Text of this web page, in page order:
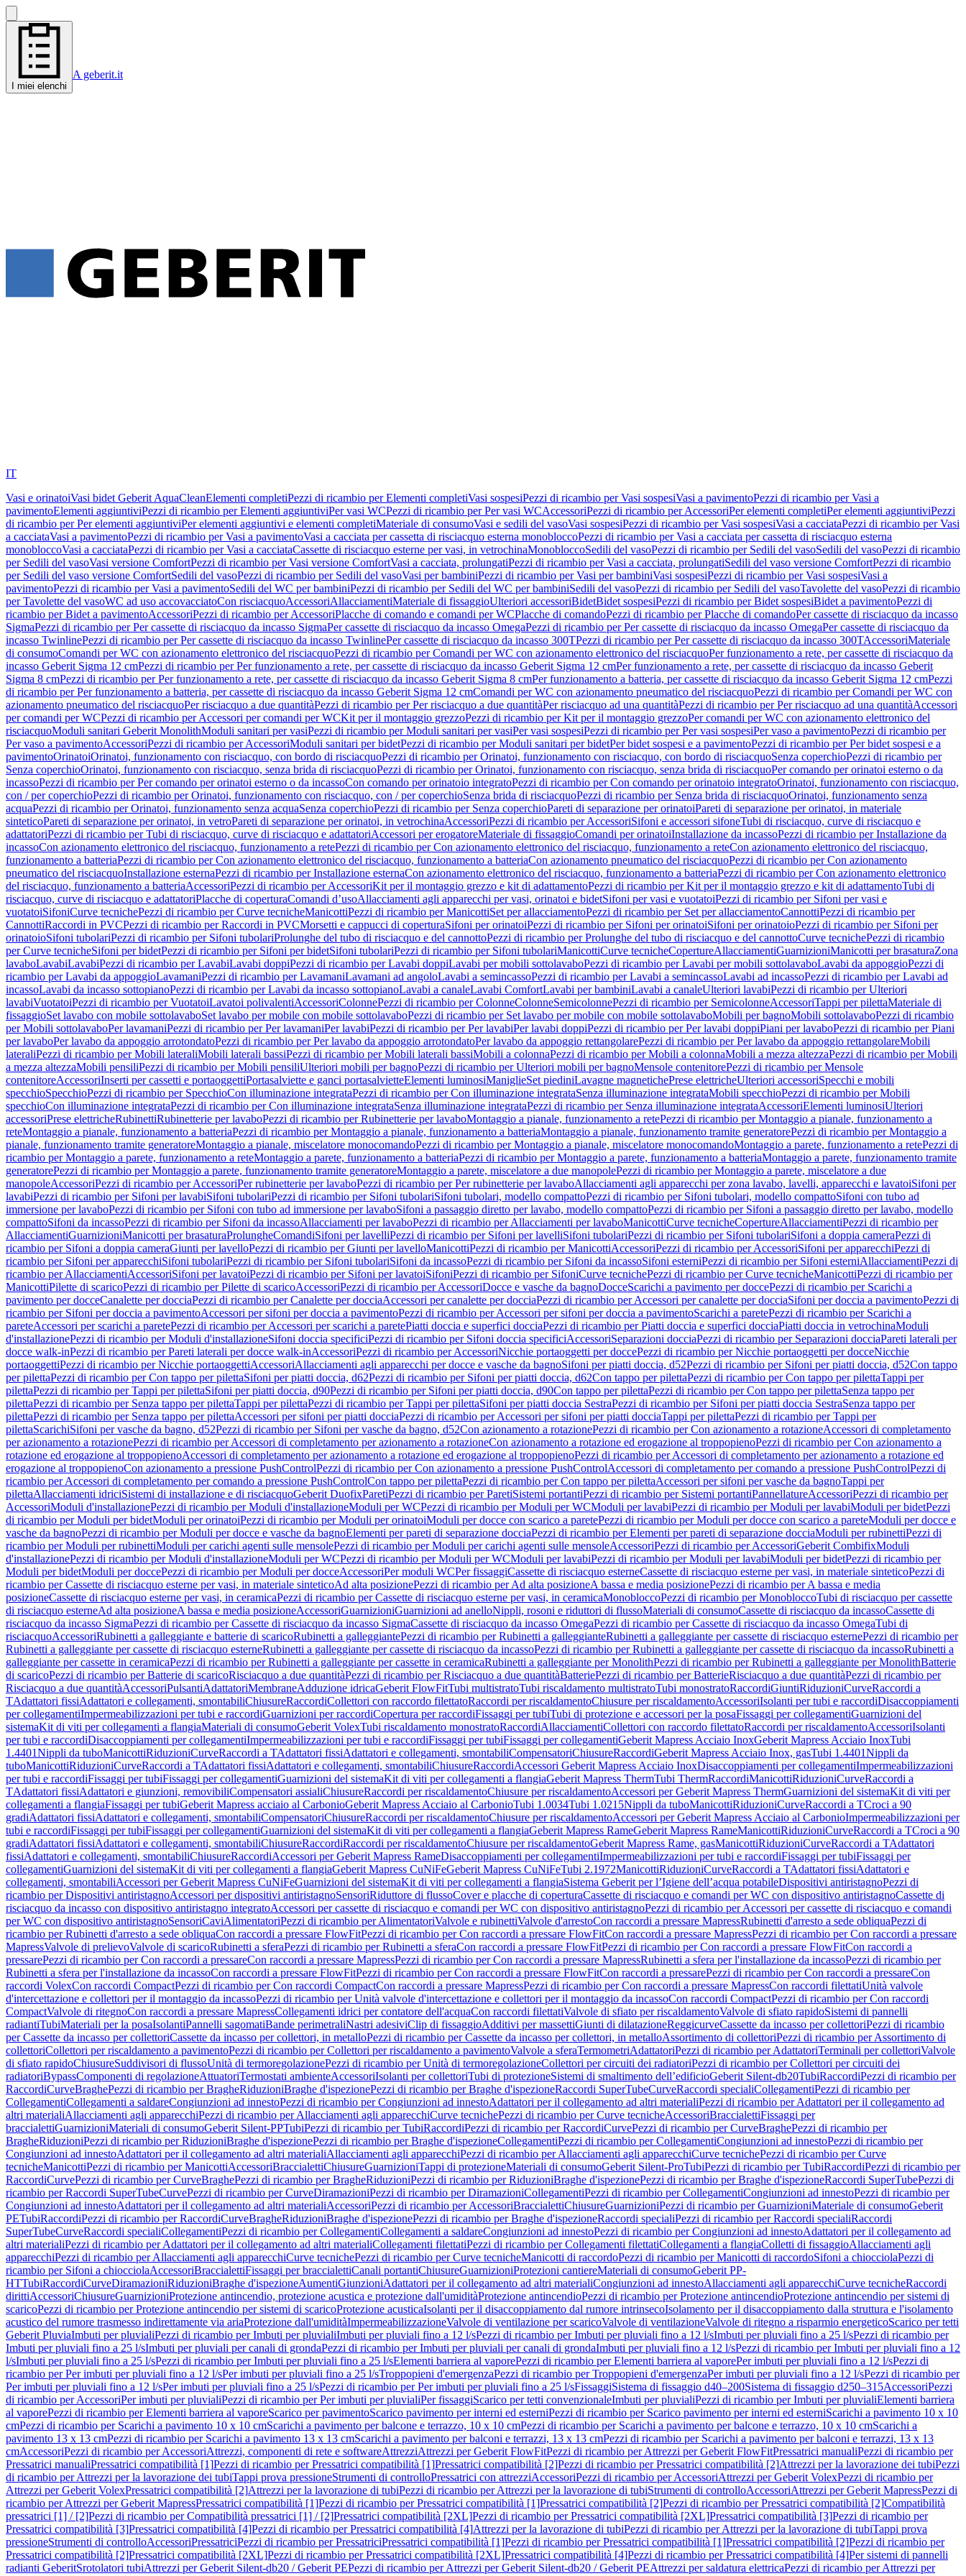
I miei elenchi
A geberit.it
IT
Vasi e orinatoiVasi bidet Geberit AquaCleanElementi completiPezzi di ricambio per Elementi completiVasi sospesiPezzi di ricambio per Vasi sospesiVasi a pavimentoPezzi di ricambio per Vasi a
pavimentoElementi aggiuntiviPezzi di ricambio per Elementi aggiuntiviPer vasi WCPezzi di ricambio per Per vasi WCAccessoriPezzi di ricambio per AccessoriPer elementi completiPer elementi aggiuntiviPezzi
di ricambio per Per elementi aggiuntiviPer elementi aggiuntivi e elementi completiMateriale di consumoVasi e sedili del vasoVasi sospesiPezzi di ricambio per Vasi sospesiVasi a cacciataPezzi di ricambio per Vasi
a cacciataVasi a pavimentoPezzi di ricambio per Vasi a pavimentoVasi a cacciata per cassetta di risciacquo esterna monobloccoPezzi di ricambio per Vasi a cacciata per cassetta di risciacquo esterna
monobloccoVasi a cacciataPezzi di ricambio per Vasi a cacciataCassette di risciacquo esterne per vasi, in vetrochinaMonobloccoSedili del vasoPezzi di ricambio per Sedili del vasoSedili del vasoPezzi di ricambio
per Sedili del vasoVasi versione ComfortPezzi di ricambio per Vasi versione ComfortVasi a cacciata, prolungatiPezzi di ricambio per Vasi a cacciata, prolungatiSedili del vaso versione ComfortPezzi di ricambio
per Sedili del vaso versione ComfortSedili del vasoPezzi di ricambio per Sedili del vasoVasi per bambiniPezzi di ricambio per Vasi per bambiniVasi sospesiPezzi di ricambio per Vasi sospesiVasi a
pavimentoPezzi di ricambio per Vasi a pavimentoSedili del WC per bambiniPezzi di ricambio per Sedili del WC per bambiniSedili del vasoPezzi di ricambio per Sedili del vasoTavolette del vasoPezzi di ricambio
per Tavolette del vasoWC ad uso accovacciatoCon risciacquoAccessoriAllacciamentiMateriale di fissaggioUlteriori accessoriBidetBidet sospesiPezzi di ricambio per Bidet sospesiBidet a pavimentoPezzi di
ricambio per Bidet a pavimentoAccessoriPezzi di ricambio per AccessoriPlacche di comando e comandi per WCPlacche di comandoPezzi di ricambio per Placche di comandoPer cassette di risciacquo da incasso
SigmaPezzi di ricambio per Per cassette di risciacquo da incasso SigmaPer cassette di risciacquo da incasso OmegaPezzi di ricambio per Per cassette di risciacquo da incasso OmegaPer cassette di risciacquo da
incasso TwinlinePezzi di ricambio per Per cassette di risciacquo da incasso TwinlinePer cassette di risciacquo da incasso 300TPezzi di ricambio per Per cassette di risciacquo da incasso 300TAccessoriMateriale
di consumoComandi per WC con azionamento elettronico del risciacquoPezzi di ricambio per Comandi per WC con azionamento elettronico del risciacquoPer funzionamento a rete, per cassette di risciacquo da
incasso Geberit Sigma 12 cmPezzi di ricambio per Per funzionamento a rete, per cassette di risciacquo da incasso Geberit Sigma 12 cmPer funzionamento a rete, per cassette di risciacquo da incasso Geberit
Sigma 8 cmPezzi di ricambio per Per funzionamento a rete, per cassette di risciacquo da incasso Geberit Sigma 8 cmPer funzionamento a batteria, per cassette di risciacquo da incasso Geberit Sigma 12 cmPezzi
di ricambio per Per funzionamento a batteria, per cassette di risciacquo da incasso Geberit Sigma 12 cmComandi per WC con azionamento pneumatico del risciacquoPezzi di ricambio per Comandi per WC con
azionamento pneumatico del risciacquoPer risciacquo a due quantitàPezzi di ricambio per Per risciacquo a due quantitàPer risciacquo ad una quantitàPezzi di ricambio per Per risciacquo ad una quantitàAccessori
per comandi per WCPezzi di ricambio per Accessori per comandi per WCKit per il montaggio grezzoPezzi di ricambio per Kit per il montaggio grezzoPer comandi per WC con azionamento elettronico del
risciacquoModuli sanitari Geberit MonolithModuli sanitari per vasiPezzi di ricambio per Moduli sanitari per vasiPer vasi sospesiPezzi di ricambio per Per vasi sospesiPer vaso a pavimentoPezzi di ricambio per
Per vaso a pavimentoAccessoriPezzi di ricambio per AccessoriModuli sanitari per bidetPezzi di ricambio per Moduli sanitari per bidetPer bidet sospesi e a pavimentoPezzi di ricambio per Per bidet sospesi e a
pavimentoOrinatoiOrinatoi, funzionamento con risciacquo, con bordo di risciacquoPezzi di ricambio per Orinatoi, funzionamento con risciacquo, con bordo di risciacquoSenza coperchioPezzi di ricambio per
Senza coperchioOrinatoi, funzionamento con risciacquo, senza brida di risciacquoPezzi di ricambio per Orinatoi, funzionamento con risciacquo, senza brida di risciacquoPer comando per orinatoi esterno o da
incassoPezzi di ricambio per Per comando per orinatoi esterno o da incassoCon comando per orinatoio integratoPezzi di ricambio per Con comando per orinatoio integratoOrinatoi, funzionamento con risciacquo,
con / per coperchioPezzi di ricambio per Orinatoi, funzionamento con risciacquo, con / per coperchioSenza brida di risciacquoPezzi di ricambio per Senza brida di risciacquoOrinatoi, funzionamento senza
acquaPezzi di ricambio per Orinatoi, funzionamento senza acquaSenza coperchioPezzi di ricambio per Senza coperchioPareti di separazione per orinatoiPareti di separazione per orinatoi, in materiale
sinteticoPareti di separazione per orinatoi, in vetroPareti di separazione per orinatoi, in vetrochinaAccessoriPezzi di ricambio per AccessoriSifoni e accessori sifoneTubi di risciacquo, curve di risciacquo e
adattatoriPezzi di ricambio per Tubi di risciacquo, curve di risciacquo e adattatoriAccessori per erogatoreMateriale di fissaggioComandi per orinatoiInstallazione da incassoPezzi di ricambio per Installazione da
incassoCon azionamento elettronico del risciacquo, funzionamento a retePezzi di ricambio per Con azionamento elettronico del risciacquo, funzionamento a reteCon azionamento elettronico del risciacquo,
funzionamento a batteriaPezzi di ricambio per Con azionamento elettronico del risciacquo, funzionamento a batteriaCon azionamento pneumatico del risciacquoPezzi di ricambio per Con azionamento
pneumatico del risciacquoInstallazione esternaPezzi di ricambio per Installazione esternaCon azionamento elettronico del risciacquo, funzionamento a batteriaPezzi di ricambio per Con azionamento elettronico
del risciacquo, funzionamento a batteriaAccessoriPezzi di ricambio per AccessoriKit per il montaggio grezzo e kit di adattamentoPezzi di ricambio per Kit per il montaggio grezzo e kit di adattamentoTubi di
risciacquo, curve di risciacquo e adattatoriPlacche di coperturaComandi d’usoAllacciamenti agli apparecchi per vasi, orinatoi e bidetSifoni per vasi e vuotatoiPezzi di ricambio per Sifoni per vasi e
vuotatoiSifoniCurve tecnichePezzi di ricambio per Curve tecnicheManicottiPezzi di ricambio per ManicottiSet per allacciamentoPezzi di ricambio per Set per allacciamentoCannottiPezzi di ricambio per
CannottiRaccordi in PVCPezzi di ricambio per Raccordi in PVCMorsetti e cappucci di coperturaSifoni per orinatoiPezzi di ricambio per Sifoni per orinatoiSifoni per orinatoioPezzi di ricambio per Sifoni per
orinatoioSifoni tubolariPezzi di ricambio per Sifoni tubolariProlunghe del tubo di risciacquo e del cannottoPezzi di ricambio per Prolunghe del tubo di risciacquo e del cannottoCurve tecnichePezzi di ricambio
per Curve tecnicheSifoni per bidetPezzi di ricambio per Sifoni per bidetSifoni tubolariPezzi di ricambio per Sifoni tubolariManicottiCurve tecnicheCopertureAllacciamentiGuarnizioniManicotti per brasaturaZona
lavaboLavabiLavabiPezzi di ricambio per LavabiLavabi doppiPezzi di ricambio per Lavabi doppiLavabi per mobili sottolavaboPezzi di ricambio per Lavabi per mobili sottolavaboLavabi da appoggioPezzi di
ricambio per Lavabi da appoggioLavamaniPezzi di ricambio per LavamaniLavamani ad angoloLavabi a semincassoPezzi di ricambio per Lavabi a semincassoLavabi ad incassoPezzi di ricambio per Lavabi ad
incassoLavabi da incasso sottopianoPezzi di ricambio per Lavabi da incasso sottopianoLavabi a canaleLavabi ComfortLavabi per bambiniLavabi a canaleUlteriori lavabiPezzi di ricambio per Ulteriori
lavabiVuotatoiPezzi di ricambio per VuotatoiLavatoi polivalentiAccessoriColonnePezzi di ricambio per ColonneColonneSemicolonnePezzi di ricambio per SemicolonneAccessoriTappi per pilettaMateriale di
fissaggioSet lavabo con mobile sottolavaboSet lavabo per mobile con mobile sottolavaboPezzi di ricambio per Set lavabo per mobile con mobile sottolavaboMobili per bagnoMobili sottolavaboPezzi di ricambio
per Mobili sottolavaboPer lavamaniPezzi di ricambio per Per lavamaniPer lavabiPezzi di ricambio per Per lavabiPer lavabi doppiPezzi di ricambio per Per lavabi doppiPiani per lavaboPezzi di ricambio per Piani
per lavaboPer lavabo da appoggio arrotondatoPezzi di ricambio per Per lavabo da appoggio arrotondatoPer lavabo da appoggio rettangolarePezzi di ricambio per Per lavabo da appoggio rettangolareMobili
lateraliPezzi di ricambio per Mobili lateraliMobili laterali bassiPezzi di ricambio per Mobili laterali bassiMobili a colonnaPezzi di ricambio per Mobili a colonnaMobili a mezza altezzaPezzi di ricambio per Mobili
a mezza altezzaMobili pensiliPezzi di ricambio per Mobili pensiliUlteriori mobili per bagnoPezzi di ricambio per Ulteriori mobili per bagnoMensole contenitorePezzi di ricambio per Mensole
contenitoreAccessoriInserti per cassetti e portaoggettiPortasalviette e ganci portasalvietteElementi luminosiManiglieSet piediniLavagne magnetichePrese elettricheUlteriori accessoriSpecchi e mobili
specchioSpecchioPezzi di ricambio per SpecchioCon illuminazione integrataPezzi di ricambio per Con illuminazione integrataSenza illuminazione integrataMobili specchioPezzi di ricambio per Mobili
specchioCon illuminazione integrataPezzi di ricambio per Con illuminazione integrataSenza illuminazione integrataPezzi di ricambio per Senza illuminazione integrataAccessoriElementi luminosiUlteriori
accessoriPrese elettricheRubinettiRubinetterie per lavaboPezzi di ricambio per Rubinetterie per lavaboMontaggio a pianale, funzionamento a retePezzi di ricambio per Montaggio a pianale, funzionamento a
reteMontaggio a pianale, funzionamento a batteriaPezzi di ricambio per Montaggio a pianale, funzionamento a batteriaMontaggio a pianale, funzionamento tramite generatorePezzi di ricambio per Montaggio a
pianale, funzionamento tramite generatoreMontaggio a pianale, miscelatore monocomandoPezzi di ricambio per Montaggio a pianale, miscelatore monocomandoMontaggio a parete, funzionamento a retePezzi di
ricambio per Montaggio a parete, funzionamento a reteMontaggio a parete, funzionamento a batteriaPezzi di ricambio per Montaggio a parete, funzionamento a batteriaMontaggio a parete, funzionamento tramite
generatorePezzi di ricambio per Montaggio a parete, funzionamento tramite generatoreMontaggio a parete, miscelatore a due manopolePezzi di ricambio per Montaggio a parete, miscelatore a due
manopoleAccessoriPezzi di ricambio per AccessoriPer rubinetterie per lavaboPezzi di ricambio per Per rubinetterie per lavaboAllacciamenti agli apparecchi per zona lavabo, lavelli, apparecchi e lavatoiSifoni per
lavabiPezzi di ricambio per Sifoni per lavabiSifoni tubolariPezzi di ricambio per Sifoni tubolariSifoni tubolari, modello compattoPezzi di ricambio per Sifoni tubolari, modello compattoSifoni con tubo ad
immersione per lavaboPezzi di ricambio per Sifoni con tubo ad immersione per lavaboSifoni a passaggio diretto per lavabo, modello compattoPezzi di ricambio per Sifoni a passaggio diretto per lavabo, modello
compattoSifoni da incassoPezzi di ricambio per Sifoni da incassoAllacciamenti per lavaboPezzi di ricambio per Allacciamenti per lavaboManicottiCurve tecnicheCopertureAllacciamentiPezzi di ricambio per
AllacciamentiGuarnizioniManicotti per brasaturaProlungheComandiSifoni per lavelliPezzi di ricambio per Sifoni per lavelliSifoni tubolariPezzi di ricambio per Sifoni tubolariSifoni a doppia cameraPezzi di
ricambio per Sifoni a doppia cameraGiunti per lavelloPezzi di ricambio per Giunti per lavelloManicottiPezzi di ricambio per ManicottiAccessoriPezzi di ricambio per AccessoriSifoni per apparecchiPezzi di
ricambio per Sifoni per apparecchiSifoni tubolariPezzi di ricambio per Sifoni tubolariSifoni da incassoPezzi di ricambio per Sifoni da incassoSifoni esterniPezzi di ricambio per Sifoni esterniAllacciamentiPezzi di
ricambio per AllacciamentiAccessoriSifoni per lavatoiPezzi di ricambio per Sifoni per lavatoiSifoniPezzi di ricambio per SifoniCurve tecnichePezzi di ricambio per Curve tecnicheManicottiPezzi di ricambio per
ManicottiPilette di scaricoPezzi di ricambio per Pilette di scaricoAccessoriPezzi di ricambio per AccessoriDocce e vasche da bagnoDocceScarichi a pavimento per doccePezzi di ricambio per Scarichi a
pavimento per docceCanalette per docciaPezzi di ricambio per Canalette per docciaAccessori per canalette per docciaPezzi di ricambio per Accessori per canalette per docciaSifoni per doccia a pavimentoPezzi di
ricambio per Sifoni per doccia a pavimentoAccessori per sifoni per doccia a pavimentoPezzi di ricambio per Accessori per sifoni per doccia a pavimentoScarichi a paretePezzi di ricambio per Scarichi a
pareteAccessori per scarichi a paretePezzi di ricambio per Accessori per scarichi a paretePiatti doccia e superfici docciaPezzi di ricambio per Piatti doccia e superfici docciaPiatti doccia in vetrochinaModuli
d'installazionePezzi di ricambio per Moduli d'installazioneSifoni doccia specificiPezzi di ricambio per Sifoni doccia specificiAccessoriSeparazioni docciaPezzi di ricambio per Separazioni docciaPareti laterali per
docce walk-inPezzi di ricambio per Pareti laterali per docce walk-inAccessoriPezzi di ricambio per AccessoriNicchie portaoggetti per doccePezzi di ricambio per Nicchie portaoggetti per docceNicchie
portaoggettiPezzi di ricambio per Nicchie portaoggettiAccessoriAllacciamenti agli apparecchi per docce e vasche da bagnoSifoni per piatti doccia, d52Pezzi di ricambio per Sifoni per piatti doccia, d52Con tappo
per pilettaPezzi di ricambio per Con tappo per pilettaSifoni per piatti doccia, d62Pezzi di ricambio per Sifoni per piatti doccia, d62Con tappo per pilettaPezzi di ricambio per Con tappo per pilettaTappi per
pilettaPezzi di ricambio per Tappi per pilettaSifoni per piatti doccia, d90Pezzi di ricambio per Sifoni per piatti doccia, d90Con tappo per pilettaPezzi di ricambio per Con tappo per pilettaSenza tappo per
pilettaPezzi di ricambio per Senza tappo per pilettaTappi per pilettaPezzi di ricambio per Tappi per pilettaSifoni per piatti doccia SestraPezzi di ricambio per Sifoni per piatti doccia SestraSenza tappo per
pilettaPezzi di ricambio per Senza tappo per pilettaAccessori per sifoni per piatti docciaPezzi di ricambio per Accessori per sifoni per piatti docciaTappi per pilettaPezzi di ricambio per Tappi per
pilettaScarichiSifoni per vasche da bagno, d52Pezzi di ricambio per Sifoni per vasche da bagno, d52Con azionamento a rotazionePezzi di ricambio per Con azionamento a rotazioneAccessori di completamento
per azionamento a rotazionePezzi di ricambio per Accessori di completamento per azionamento a rotazioneCon azionamento a rotazione ed erogazione al troppopienoPezzi di ricambio per Con azionamento a
rotazione ed erogazione al troppopienoAccessori di completamento per azionamento a rotazione ed erogazione al troppopienoPezzi di ricambio per Accessori di completamento per azionamento a rotazione ed
erogazione al troppopienoCon azionamento a pressione PushControlPezzi di ricambio per Con azionamento a pressione PushControlAccessori di completamento per comando a pressione PushControlPezzi di
ricambio per Accessori di completamento per comando a pressione PushControlCon tappo per pilettaPezzi di ricambio per Con tappo per pilettaAccessori per sifoni per vasche da bagnoTappi per
pilettaAllacciamenti idriciSistemi di installazione e di risciacquoGeberit DuofixParetiPezzi di ricambio per ParetiSistemi portantiPezzi di ricambio per Sistemi portantiPannellatureAccessoriPezzi di ricambio per
AccessoriModuli d'installazionePezzi di ricambio per Moduli d'installazioneModuli per WCPezzi di ricambio per Moduli per WCModuli per lavabiPezzi di ricambio per Moduli per lavabiModuli per bidetPezzi
di ricambio per Moduli per bidetModuli per orinatoiPezzi di ricambio per Moduli per orinatoiModuli per docce con scarico a paretePezzi di ricambio per Moduli per docce con scarico a pareteModuli per docce e
vasche da bagnoPezzi di ricambio per Moduli per docce e vasche da bagnoElementi per pareti di separazione docciaPezzi di ricambio per Elementi per pareti di separazione docciaModuli per rubinettiPezzi di
ricambio per Moduli per rubinettiModuli per carichi agenti sulle mensolePezzi di ricambio per Moduli per carichi agenti sulle mensoleAccessoriPezzi di ricambio per AccessoriGeberit CombifixModuli
d'installazionePezzi di ricambio per Moduli d'installazioneModuli per WCPezzi di ricambio per Moduli per WCModuli per lavabiPezzi di ricambio per Moduli per lavabiModuli per bidetPezzi di ricambio per
Moduli per bidetModuli per doccePezzi di ricambio per Moduli per docceAccessoriPer moduli WCPer fissaggiCassette di risciacquo esterneCassette di risciacquo esterne per vasi, in materiale sinteticoPezzi di
ricambio per Cassette di risciacquo esterne per vasi, in materiale sinteticoAd alta posizionePezzi di ricambio per Ad alta posizioneA bassa e media posizionePezzi di ricambio per A bassa e media
posizioneCassette di risciacquo esterne per vasi, in ceramicaPezzi di ricambio per Cassette di risciacquo esterne per vasi, in ceramicaMonobloccoPezzi di ricambio per MonobloccoTubi di risciacquo per cassette
di risciacquo esterneAd alta posizioneA bassa e media posizioneAccessoriGuarnizioniGuarnizioni ad anelloNippli, rosoni e riduttori di flussoMateriali di consumoCassette di risciacquo da incassoCassette di
risciacquo da incasso SigmaPezzi di ricambio per Cassette di risciacquo da incasso SigmaCassette di risciacquo da incasso OmegaPezzi di ricambio per Cassette di risciacquo da incasso OmegaTubi di
risciacquoAccessoriRubinetti a galleggiante e batterie di scaricoRubinetti a galleggiantePezzi di ricambio per Rubinetti a galleggianteRubinetti a galleggiante per cassette di risciacquo esternePezzi di ricambio per
Rubinetti a galleggiante per cassette di risciacquo esterneRubinetti a galleggiante per cassette di risciacquo da incassoPezzi di ricambio per Rubinetti a galleggiante per cassette di risciacquo da incassoRubinetti a
galleggiante per cassette in ceramicaPezzi di ricambio per Rubinetti a galleggiante per cassette in ceramicaRubinetti a galleggiante per MonolithPezzi di ricambio per Rubinetti a galleggiante per MonolithBatterie
di scaricoPezzi di ricambio per Batterie di scaricoRisciacquo a due quantitàPezzi di ricambio per Risciacquo a due quantitàBatteriePezzi di ricambio per BatterieRisciacquo a due quantitàPezzi di ricambio per
Risciacquo a due quantitàAccessoriPulsantiAdattatoriMembraneAdduzione idricaGeberit FlowFitTubi multistratoTubi riscaldamento multistratoTubi monostratoRaccordiGiuntiRiduzioniCurveRaccordi a
TAdattatori fissiAdattatori e collegamenti, smontabiliChiusureRaccordiCollettori con raccordo filettatoRaccordi per riscaldamentoChiusure per riscaldamentoAccessoriIsolanti per tubi e raccordiDisaccoppiamenti
per collegamentiImpermeabilizzazioni per tubi e raccordiGuarnizioni per raccordiCopertura per raccordiFissaggi per tubiTubi di protezione e accessori per la posaFissaggi per collegamentiGuarnizioni del
sistemaKit di viti per collegamenti a flangiaMateriali di consumoGeberit VolexTubi riscaldamento monostratoRaccordiAllacciamentiCollettori con raccordo filettatoRaccordi per riscaldamentoAccessoriIsolanti
per tubi e raccordiDisaccoppiamenti per collegamentiImpermeabilizzazioni per tubi e raccordiFissaggi per tubiFissaggi per collegamentiGeberit Mapress Acciaio InoxGeberit Mapress Acciaio InoxTubi
1.4401Nippli da tuboManicottiRiduzioniCurveRaccordi a TAdattatori fissiAdattatori e collegamenti, smontabiliCompensatoriChiusureRaccordiGeberit Mapress Acciaio Inox, gasTubi 1.4401Nippli da
tuboManicottiRiduzioniCurveRaccordi a TAdattatori fissiAdattatori e collegamenti, smontabiliChiusureRaccordiAccessori Geberit Mapress Acciaio InoxDisaccoppiamenti per collegamentiImpermeabilizzazioni
per tubi e raccordiFissaggi per tubiFissaggi per collegamentiGuarnizioni del sistemaKit di viti per collegamenti a flangiaGeberit Mapress ThermTubi ThermRaccordiManicottiRiduzioniCurveRaccordi a
TAdattatori fissiAdattatori e giunzioni, removibiliCompensatori assialiChiusureRaccordi per riscaldamentoChiusure per riscaldamentoAccessori per Geberit Mapress ThermGuarnizioni del sistemaKit di viti per
collegamenti a flangiaFissaggi per tubiGeberit Mapress acciaio al CarbonioGeberit Mapress Acciaio al CarbonioTubi 1.0034Tubi 1.0215Nippli da tuboManicottiRiduzioniCurveRaccordi a TCroci a 90
gradiAdattatori fissiAdattatori e collegamenti, smontabiliCompensatoriChiusureRaccordi per riscaldamentoChiusure per riscaldamentoAccessori per Geberit Mapress Acciaio al CarbonioImpermeabilizzazioni per
tubi e raccordiFissaggi per tubiFissaggi per collegamentiGuarnizioni del sistemaKit di viti per collegamenti a flangiaGeberit Mapress RameGeberit Mapress RameManicottiRiduzioniCurveRaccordi a TCroci a 90
gradiAdattatori fissiAdattatori e collegamenti, smontabiliChiusureRaccordiRaccordi per riscaldamentoChiusure per riscaldamentoGeberit Mapress Rame, gasManicottiRiduzioniCurveRaccordi a TAdattatori
fissiAdattatori e collegamenti, smontabiliChiusureRaccordiAccessori per Geberit Mapress RameDisaccoppiamenti per collegamentiImpermeabilizzazioni per tubi e raccordiFissaggi per tubiFissaggi per
collegamentiGuarnizioni del sistemaKit di viti per collegamenti a flangiaGeberit Mapress CuNiFeGeberit Mapress CuNiFeTubi 2.1972ManicottiRiduzioniCurveRaccordi a TAdattatori fissiAdattatori e
collegamenti, smontabiliAccessori per Geberit Mapress CuNiFeGuarnizioni del sistemaKit di viti per collegamenti a flangiaSistema Geberit per l’Igiene dell’acqua potabileDispositivi antiristagnoPezzi di
ricambio per Dispositivi antiristagnoAccessori per dispositivi antiristagnoSensoriRiduttore di flussoCover e placche di coperturaCassette di risciacquo e comandi per WC con dispositivo antiristagnoCassette di
risciacquo da incasso con dispositivo antiristagno integratoAccessori per cassette di risciacquo e comandi per WC con dispositivo antiristagnoPezzi di ricambio per Accessori per cassette di risciacquo e comandi
per WC con dispositivo antiristagnoSensoriCaviAlimentatoriPezzi di ricambio per AlimentatoriValvole e rubinettiValvole d'arrestoCon raccordi a pressare MapressRubinetti d'arresto a sede obliquaPezzi di
ricambio per Rubinetti d'arresto a sede obliquaCon raccordi a pressare FlowFitPezzi di ricambio per Con raccordi a pressare FlowFitCon raccordi a pressare MapressPezzi di ricambio per Con raccordi a pressare
MapressValvole di prelievoValvole di scaricoRubinetti a sferaPezzi di ricambio per Rubinetti a sferaCon raccordi a pressare FlowFitPezzi di ricambio per Con raccordi a pressare FlowFitCon raccordi a
pressarePezzi di ricambio per Con raccordi a pressareCon raccordi a pressare MapressPezzi di ricambio per Con raccordi a pressare MapressRubinetti a sfera per l'installazione da incassoPezzi di ricambio per
Rubinetti a sfera per l'installazione da incassoCon raccordi a pressare FlowFitPezzi di ricambio per Con raccordi a pressare FlowFitCon raccordi a pressarePezzi di ricambio per Con raccordi a pressareCon
raccordi VolexCon raccordi CompactPezzi di ricambio per Con raccordi CompactCon raccordi a pressare MapressPezzi di ricambio per Con raccordi a pressare MapressCon raccordi filettatiUnità valvole
d'intercettazione e collettori per il montaggio da incassoPezzi di ricambio per Unità valvole d'intercettazione e collettori per il montaggio da incassoCon raccordi CompactPezzi di ricambio per Con raccordi
CompactValvole di ritegnoCon raccordi a pressare MapressCollegamenti idrici per contatore dell'acquaCon raccordi filettatiValvole di sfiato per riscaldamentoValvole di sfiato rapidoSistemi di pannelli
radiantiTubiMateriali per la posaIsolantiPannelli sagomatiBande perimetraliNastri adesiviClip di fissaggioAdditivi per massettiGiunti di dilatazioneReggicurveCassette da incasso per collettoriPezzi di ricambio
per Cassette da incasso per collettoriCassette da incasso per collettori, in metalloPezzi di ricambio per Cassette da incasso per collettori, in metalloAssortimento di collettoriPezzi di ricambio per Assortimento di
collettoriCollettori per riscaldamento a pavimentoPezzi di ricambio per Collettori per riscaldamento a pavimentoValvole a sferaTermometriAdattatoriPezzi di ricambio per AdattatoriTerminali per collettoriValvole
di sfiato rapidoChiusureSuddivisori di flussoUnità di termoregolazionePezzi di ricambio per Unità di termoregolazioneCollettori per circuiti dei radiatoriPezzi di ricambio per Collettori per circuiti dei
radiatoriBypassComponenti di regolazioneAttuatoriTermostati ambienteAccessoriIsolanti per collettoriTubi di protezioneSistemi di smaltimento dell’edificioGeberit Silent-db20TubiRaccordiPezzi di ricambio per
RaccordiCurveBraghePezzi di ricambio per BragheRiduzioniBraghe d'ispezionePezzi di ricambio per Braghe d'ispezioneRaccordi SuperTubeCurveRaccordi specialiCollegamentiPezzi di ricambio per
CollegamentiCollegamenti a saldareCongiunzioni ad innestoPezzi di ricambio per Congiunzioni ad innestoAdattatori per il collegamento ad altri materialiPezzi di ricambio per Adattatori per il collegamento ad
altri materialiAllacciamenti agli apparecchiPezzi di ricambio per Allacciamenti agli apparecchiCurve tecnichePezzi di ricambio per Curve tecnicheAccessoriBraccialettiFissaggi per
braccialettiGuarnizioniMateriali di consumoGeberit Silent-PPTubiPezzi di ricambio per TubiRaccordiPezzi di ricambio per RaccordiCurvePezzi di ricambio per CurveBraghePezzi di ricambio per
BragheRiduzioniPezzi di ricambio per RiduzioniBraghe d'ispezionePezzi di ricambio per Braghe d'ispezioneCollegamentiPezzi di ricambio per CollegamentiCongiunzioni ad innestoPezzi di ricambio per
Congiunzioni ad innestoAdattatori per il collegamento ad altri materialiAllacciamenti agli apparecchiPezzi di ricambio per Allacciamenti agli apparecchiCurve tecnichePezzi di ricambio per Curve
tecnicheManicottiPezzi di ricambio per ManicottiAccessoriBraccialettiChiusureGuarnizioniTappi di protezioneMateriali di consumoGeberit Silent-ProTubiPezzi di ricambio per TubiRaccordiPezzi di ricambio per
RaccordiCurvePezzi di ricambio per CurveBraghePezzi di ricambio per BragheRiduzioniPezzi di ricambio per RiduzioniBraghe d'ispezionePezzi di ricambio per Braghe d'ispezioneRaccordi SuperTubePezzi di
ricambio per Raccordi SuperTubeCurvePezzi di ricambio per CurveDiramazioniPezzi di ricambio per DiramazioniCollegamentiPezzi di ricambio per CollegamentiCongiunzioni ad innestoPezzi di ricambio per
Congiunzioni ad innestoAdattatori per il collegamento ad altri materialiAccessoriPezzi di ricambio per AccessoriBraccialettiChiusureGuarnizioniPezzi di ricambio per GuarnizioniMateriale di consumoGeberit
PETubiRaccordiPezzi di ricambio per RaccordiCurveBragheRiduzioniBraghe d'ispezionePezzi di ricambio per Braghe d'ispezioneRaccordi specialiPezzi di ricambio per Raccordi specialiRaccordi
SuperTubeCurveRaccordi specialiCollegamentiPezzi di ricambio per CollegamentiCollegamenti a saldareCongiunzioni ad innestoPezzi di ricambio per Congiunzioni ad innestoAdattatori per il collegamento ad
altri materialiPezzi di ricambio per Adattatori per il collegamento ad altri materialiCollegamenti filettatiPezzi di ricambio per Collegamenti filettatiCollegamenti a flangiaColletti di fissaggioAllacciamenti agli
apparecchiPezzi di ricambio per Allacciamenti agli apparecchiCurve tecnichePezzi di ricambio per Curve tecnicheManicotti di raccordoPezzi di ricambio per Manicotti di raccordoSifoni a chiocciolaPezzi di
ricambio per Sifoni a chiocciolaAccessoriBraccialettiFissaggi per braccialettiCanali portantiChiusureGuarnizioniProtezioni cantiereMateriali di consumoGeberit PP-
HTTubiRaccordiCurveDiramazioniRiduzioniBraghe d'ispezioneAumentiGiunzioniAdattatori per il collegamento ad altri materialiCongiunzioni ad innestoAllacciamenti agli apparecchiCurve tecnicheRaccordi
dirittiAccessoriChiusureGuarnizioniProtezione antincendio, protezione acustica e protezione dall'umiditàProtezione antincendioPezzi di ricambio per Protezione antincendioProtezione antincendio per sistemi di
scaricoPezzi di ricambio per Protezione antincendio per sistemi di scaricoProtezione acusticaIsolanti per il disaccoppiamento dal rumore intrinsecoIsolamento per il disaccoppiamento dalla struttura e l'isolamento
acustico del rumore trasmesso indirettamente via ariaProtezione dall'umiditàImpermeabilizzazioneValvole di ventilazione per scaricoValvole di ventilazioneValvole di ritegno a risparmio energeticoScarico per tetti
Geberit PluviaImbuti per pluvialiPezzi di ricambio per Imbuti per pluvialiImbuti per pluviali fino a 12 l/sPezzi di ricambio per Imbuti per pluviali fino a 12 l/sImbuti per pluviali fino a 25 l/sPezzi di ricambio per
Imbuti per pluviali fino a 25 l/sImbuti per pluviali per canali di grondaPezzi di ricambio per Imbuti per pluviali per canali di grondaImbuti per pluviali fino a 12 l/sPezzi di ricambio per Imbuti per pluviali fino a 12
l/sImbuti per pluviali fino a 25 l/sPezzi di ricambio per Imbuti per pluviali fino a 25 l/sElementi barriera al vaporePezzi di ricambio per Elementi barriera al vaporePer imbuti per pluviali fino a 12 l/sPezzi di
ricambio per Per imbuti per pluviali fino a 12 l/sPer imbuti per pluviali fino a 25 l/sTroppopieni d'emergenzaPezzi di ricambio per Troppopieni d'emergenzaPer imbuti per pluviali fino a 12 l/sPezzi di ricambio per
Per imbuti per pluviali fino a 12 l/sPer imbuti per pluviali fino a 25 l/sPezzi di ricambio per Per imbuti per pluviali fino a 25 l/sFissaggiSistema di fissaggio d40–200Sistema di fissaggio d250–315AccessoriPezzi
di ricambio per AccessoriPer imbuti per pluvialiPezzi di ricambio per Per imbuti per pluvialiPer fissaggiScarico per tetti convenzionaleImbuti per pluvialiPezzi di ricambio per Imbuti per pluvialiElementi barriera
al vaporePezzi di ricambio per Elementi barriera al vaporeScarico per pavimentoScarico pavimento per interni ed esterniPezzi di ricambio per Scarico pavimento per interni ed esterniScarichi a pavimento 10 x 10
cmPezzi di ricambio per Scarichi a pavimento 10 x 10 cmScarichi a pavimento per balcone e terrazzo, 10 x 10 cmPezzi di ricambio per Scarichi a pavimento per balcone e terrazzo, 10 x 10 cmScarichi a
pavimento 13 x 13 cmPezzi di ricambio per Scarichi a pavimento 13 x 13 cmScarichi a pavimento per balconi e terrazzi, 13 x 13 cmPezzi di ricambio per Scarichi a pavimento per balconi e terrazzi, 13 x 13
cmAccessoriPezzi di ricambio per AccessoriAttrezzi, componenti di rete e softwareAttrezziAttrezzi per Geberit FlowFitPezzi di ricambio per Attrezzi per Geberit FlowFitPressatrici manualiPezzi di ricambio per
Pressatrici manualiPressatrici compatibilità [1]Pezzi di ricambio per Pressatrici compatibilità [1]Pressatrici compatibilità [2]Pezzi di ricambio per Pressatrici compatibilità [2]Attrezzi per la lavorazione dei tubiPezzi
di ricambio per Attrezzi per la lavorazione dei tubiTappi prova pressioneStrumenti di controlloPressatrici con attrezziAccessoriPezzi di ricambio per AccessoriAttrezzi per Geberit VolexPezzi di ricambio per
Attrezzi per Geberit VolexPressatrici compatibilità [2]Attrezzi per la lavorazione di tubiPezzi di ricambio per Attrezzi per la lavorazione di tubiStrumenti di controlloAccessoriAttrezzi per Geberit MapressPezzi di
ricambio per Attrezzi per Geberit MapressPressatrici compatibilità [1]Pezzi di ricambio per Pressatrici compatibilità [1]Pressatrici compatibilità [2]Pezzi di ricambio per Pressatrici compatibilità [2]Compatibilità
pressatrici [1] / [2]Pezzi di ricambio per Compatibilità pressatrici [1] / [2]Pressatrici compatibilità [2XL]Pezzi di ricambio per Pressatrici compatibilità [2XL]Pressatrici compatibilità [3]Pezzi di ricambio per
Pressatrici compatibilità [3]Pressatrici compatibilità [4]Pezzi di ricambio per Pressatrici compatibilità [4]Attrezzi per la lavorazione di tubiPezzi di ricambio per Attrezzi per la lavorazione di tubiTappi prova
pressioneStrumenti di controlloAccessoriPressatriciPezzi di ricambio per PressatriciPressatrici compatibilità [1]Pezzi di ricambio per Pressatrici compatibilità [1]Pressatrici compatibilità [2]Pezzi di ricambio per
Pressatrici compatibilità [2]Pressatrici compatibilità [2XL]Pezzi di ricambio per Pressatrici compatibilità [2XL]Pressatrici compatibilità [4]Pezzi di ricambio per Pressatrici compatibilità [4]Per sistemi di pannelli
radianti GeberitSrotolatori tubiAttrezzi per Geberit Silent-db20 / Geberit PEPezzi di ricambio per Attrezzi per Geberit Silent-db20 / Geberit PEAttrezzi per saldatura elettricaPezzi di ricambio per Attrezzi per